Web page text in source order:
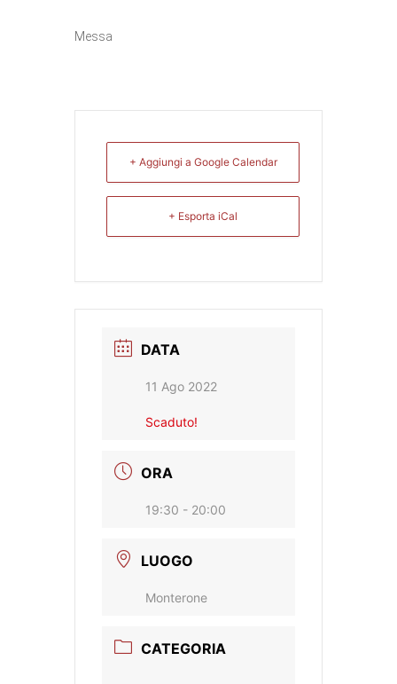
Messa
+ Aggiungi a Google Calendar
+ Esporta iCal
DATA
11 Ago 2022
Scaduto!
ORA
19:30 - 20:00
LUOGO
Monterone
CATEGORIA